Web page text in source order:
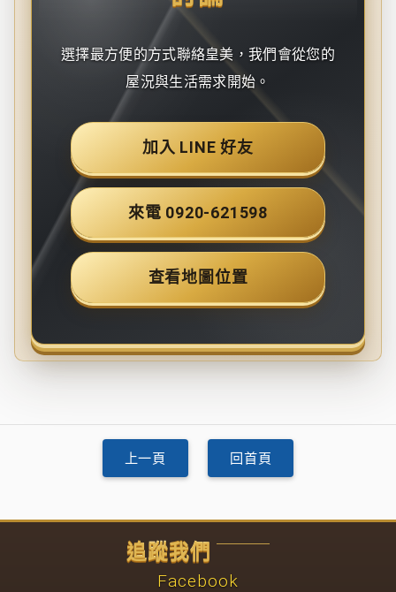
選擇最方便的方式聯絡皇美，我們會從您的
屋況與生活需求開始。
加入 LINE 好友
來電 0920-621598
查看地圖位置
上一頁 回首頁
追蹤我們
Facebook